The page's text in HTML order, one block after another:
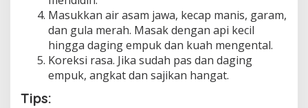
Masukkan air asam jawa, kecap manis, garam,
dan gula merah. Masak dengan api kecil
hingga daging empuk dan kuah mengental.
Koreksi rasa. Jika sudah pas dan daging
empuk, angkat dan sajikan hangat.
Tips: